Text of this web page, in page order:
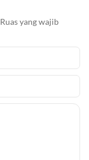
Ruas yang wajib